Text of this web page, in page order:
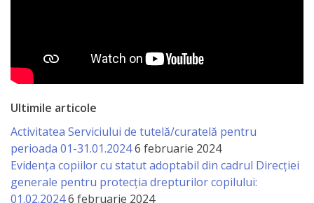
Legislație
Legislație
națională
Acte
Ultimile articole
Activitatea Serviciului de tutelă/curatelă pentru
perioada 01-31.01.20246 februarie 2024
Evidența copiilor cu statut adoptabil din cadrul Direcției
generale pentru protecția drepturilor copilului:
01.02.20246 februarie 2024